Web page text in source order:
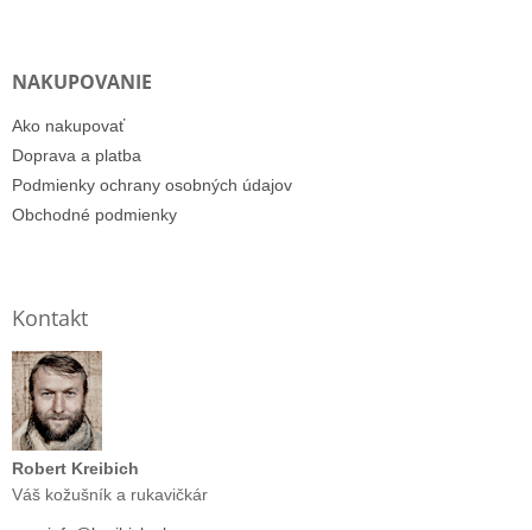
NAKUPOVANIE
Ako nakupovať
Doprava a platba
Podmienky ochrany osobných údajov
Obchodné podmienky
Kontakt
Robert Kreibich
Váš kožušník a rukavičkár